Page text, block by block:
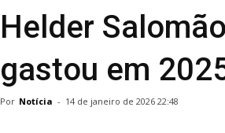
Helder
gastou em
Por Notícia - 14 de janeiro de 2026 22:48